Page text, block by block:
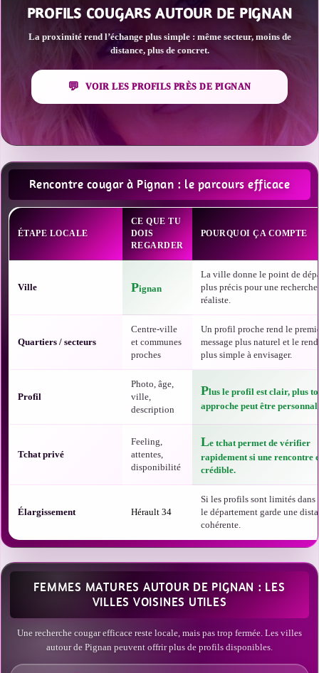
PROFILS COUGARS AUTOUR DE PIGNAN
La proximité rend l’échange plus simple : même secteur, moins de
distance, plus de concret.
VOIR LES PROFILS PRÈS DE PIGNAN
Rencontre cougar à Pignan : le parcours efficace
ÉTAPE LOCALE
CE QUE TU
DOIS
REGARDER
POURQUOI ÇA COMPTE
Ville Pignan
La ville donne le point de
plus précis pour une
réaliste.
Quartiers / secteurs
Centre-ville
et communes
proches
Un profil proche rend le
message plus naturel et le
plus simple à envisager.
Profil
Photo, âge,
ville,
description
Plus le profil est clair, plus
approche peut être
Tchat privé
Feeling,
attentes,
disponibilité
Le tchat permet de vérifier
rapidement si une rencontre
crédible.
Élargissement Hérault 34
Si les profils sont limités dans
le département garde une
cohérente.
FEMMES MATURES AUTOUR DE PIGNAN : LES
VILLES VOISINES UTILES
Une recherche cougar efficace reste locale, mais pas trop fermée. Les villes
autour de Pignan peuvent offrir plus de profils disponibles.